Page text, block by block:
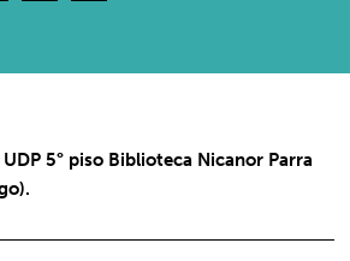
5° piso Biblioteca Nicanor Parra